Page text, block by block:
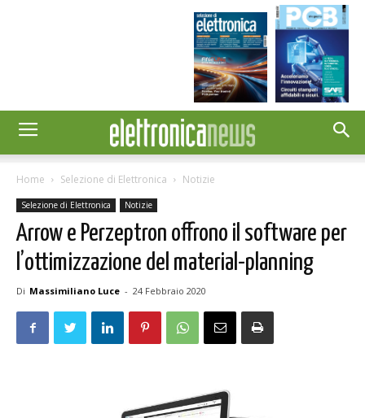
Home Selezione di Elettronica Notizie
Selezione di Elettronica Notizie
Arrow e Perzeptron offrono il software per
l’ottimizzazione del material-planning
Di Massimiliano Luce - 24 Febbraio 2020